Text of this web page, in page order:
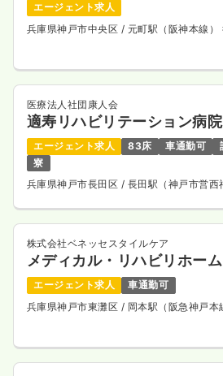
夜勤のみ（パート）
エージェント求人
兵庫県神戸市中央区 / 元町駅（阪神本線）
医療法人社団康人会
適寿リハビリテーション病院
エージェント求人 83床 車通勤可
寮
兵庫県神戸市長田区 / 長田駅（神戸市営西
株式会社ベネッセスタイルケア
メディカル・リハビリホー
エージェント求人
車通勤可
兵庫県神戸市東灘区 / 岡本駅（阪急神戸本